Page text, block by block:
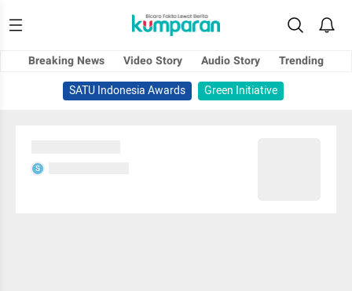
Breaking News Video Story Audio Story
Trending
SATU Indonesia Awards
Green Initiative
S